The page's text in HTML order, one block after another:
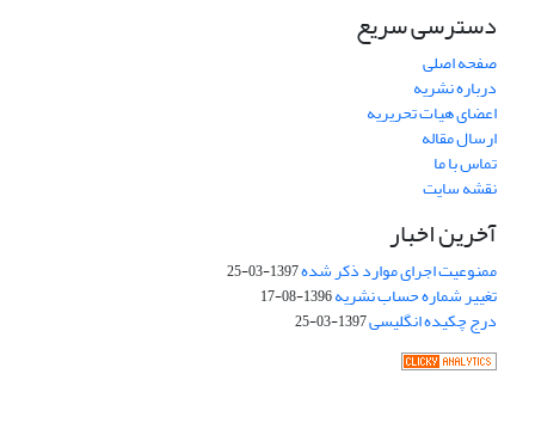
دسترسی سریع
صفحه اصلی
درباره نشریه
اعضای هیات تحریریه
ارسال مقاله
تماس با ما
نقشه سایت
آخرین اخبار
ممنوعیت اجرای موارد ذکر شده1397-03-25
تغییر شماره حساب نشریه1396-08-17
درج چکیده انگلیسی1397-03-25